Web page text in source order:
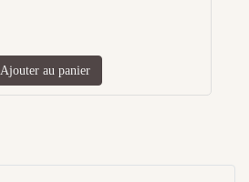
Ajouter au panier